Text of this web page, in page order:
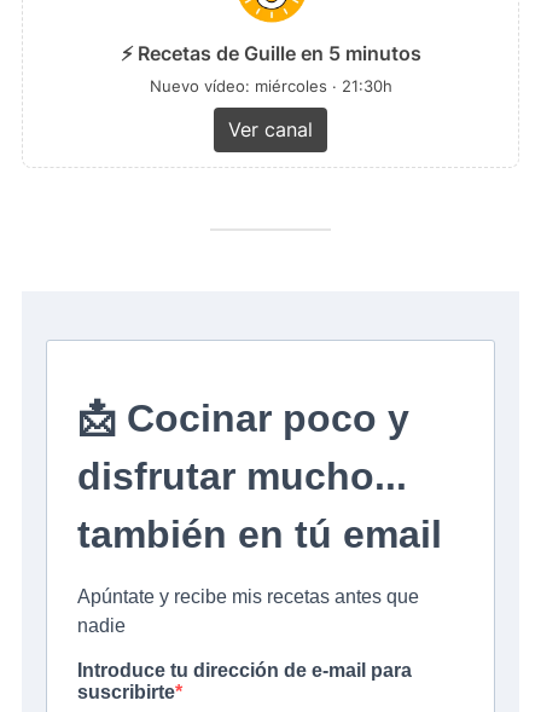
⚡ Recetas de Guille en 5 minutos
Nuevo vídeo: miércoles · 21:30h
Ver canal